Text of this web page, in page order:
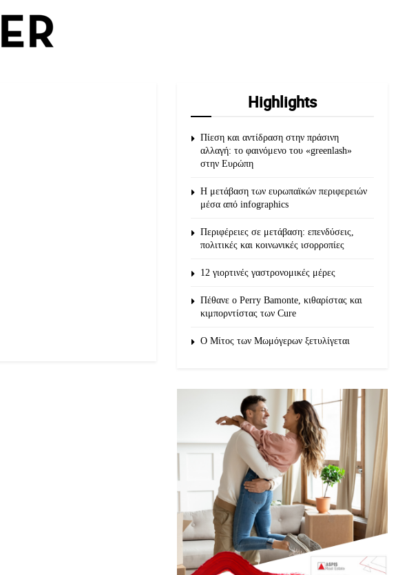
Highlights
Πίεση και αντίδραση στην πράσινη
αλλαγή: το φαινόμενο του «greenlash»
στην Ευρώπη
Η μετάβαση των ευρωπαϊκών περιφερειών
μέσα από infographics
Περιφέρειες σε μετάβαση: επενδύσεις,
πολιτικές και κοινωνικές ισορροπίες
12 γιορτινές γαστρονομικές μέρες
Πέθανε ο Perry Bamonte, κιθαρίστας και
κιμπορντίστας των Cure
O Μίτος των Μωμόγερων ξετυλίγεται